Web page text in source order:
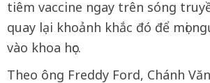
tiêm vaccine ngay trên sóng
quay lại khoảnh khắc đó để mọi
vào khoa học.
Theo ông Freddy Ford, Chánh